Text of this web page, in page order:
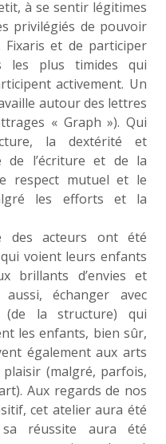
à se sentir légitimes
privilégiés de pouvoir
Fixaris et de participer
les plus timides qui
activement. Un
autour des lettres
« Graph »). Qui
la dextérité et
de l’écriture et de la
respect mutuel et le
les efforts et la
des acteurs ont été
voient leurs enfants
brillants d’envies et
échanger avec
(de la structure) qui
les enfants, bien sûr,
également aux arts
(malgré, parfois,
Aux regards de nos
cet atelier aura été
réussite aura été